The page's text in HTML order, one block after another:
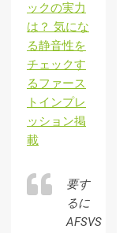
ックの実力
は？ 気にな
る静音性を
チェックす
るファース
トインプレ
ッション掲
載
要す
るに
AFSVS